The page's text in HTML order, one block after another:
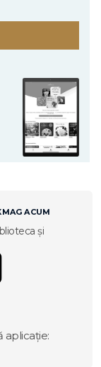
ACUM
și
aplicație: